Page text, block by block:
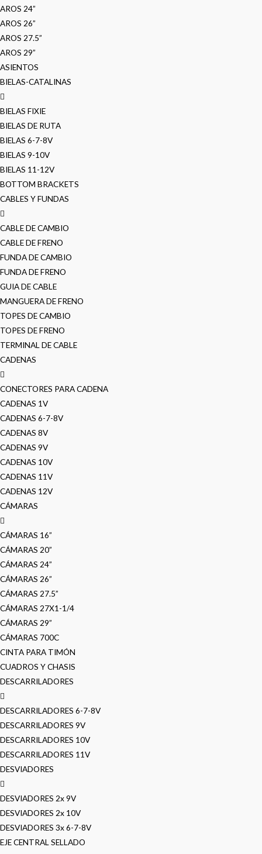
AROS 24”
AROS 26”
AROS 27.5”
AROS 29”
ASIENTOS
BIELAS-CATALINAS
BIELAS FIXIE
BIELAS DE RUTA
BIELAS 6-7-8V
BIELAS 9-10V
BIELAS 11-12V
BOTTOM BRACKETS
CABLES Y FUNDAS
CABLE DE CAMBIO
CABLE DE FRENO
FUNDA DE CAMBIO
FUNDA DE FRENO
GUIA DE CABLE
MANGUERA DE FRENO
TOPES DE CAMBIO
TOPES DE FRENO
TERMINAL DE CABLE
CADENAS
CONECTORES PARA CADENA
CADENAS 1V
CADENAS 6-7-8V
CADENAS 8V
CADENAS 9V
CADENAS 10V
CADENAS 11V
CADENAS 12V
CÁMARAS
CÁMARAS 16”
CÁMARAS 20”
CÁMARAS 24”
CÁMARAS 26”
CÁMARAS 27.5”
CÁMARAS 27X1-1/4
CÁMARAS 29”
CÁMARAS 700C
CINTA PARA TIMÓN
CUADROS Y CHASIS
DESCARRILADORES
DESCARRILADORES 6-7-8V
DESCARRILADORES 9V
DESCARRILADORES 10V
DESCARRILADORES 11V
DESVIADORES
DESVIADORES 2x 9V
DESVIADORES 2x 10V
DESVIADORES 3x 6-7-8V
EJE CENTRAL SELLADO